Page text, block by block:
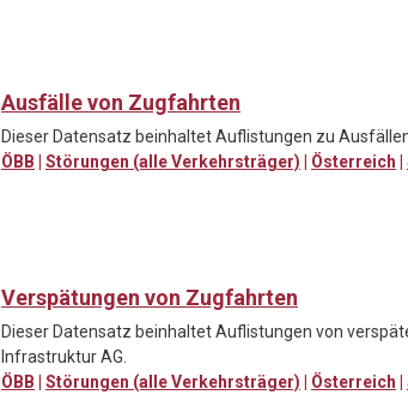
Ausfälle von Zugfahrten
Dieser Datensatz beinhaltet Auflistungen zu
ÖBB | Störungen (alle Verkehrsträger) | Österreich |
Verspätungen von Zugfahrten
Dieser Datensatz beinhaltet Auflistungen von
Infrastruktur AG.
ÖBB | Störungen (alle Verkehrsträger) | Österreich |